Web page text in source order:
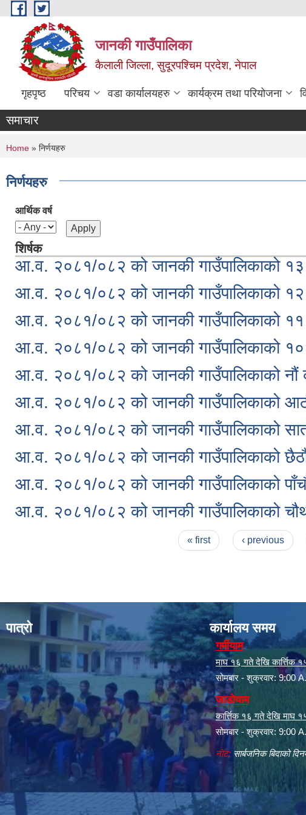
Skip to main content
जानकी गाउँपालिका
कैलाली जिल्ला, सुदूरपश्चिम प्रदेश, नेपाल
गृहपृष्ठ परिचय वडा कार्यालयहरु कार्यक्रम तथा परियोजना
समाचार
You are here
Home » निर्णयहरु
निर्णयहरु
आर्थिक वर्ष
शिर्षक
आ.व. २०८१/०८२ को जानकी गाउँपालिकाको १३
आ.व. २०८१/०८२ को जानकी गाउँपालिकाको १२
आ.व. २०८१/०८२ को जानकी गाउँपालिकाको ११
आ.व. २०८१/०८२ को जानकी गाउँपालिकाको १०
आ.व. २०८१/०८२ को जानकी गाउँपालिकाको नौं
आ.व. २०८१/०८२ को जानकी गाउँपालिकाको आठौं
आ.व. २०८१/०८२ को जानकी गाउँपालिकाको
आ.व. २०८१/०८२ को जानकी गाउँपालिकाको छैठौं
आ.व. २०८१/०८२ को जानकी गाउँपालिकाको
आ.व. २०८१/०८२ को जानकी गाउँपालिकाको
« first ‹ previous
पात्रो कार्यालय समय
गर्मीयाम
माघ १६ गते देखि कार्त्तिक
सोमबार - शुक्रवार: 9:00
जाडोयाम
कार्त्तिक १६ गते देखि माघ
सोमबार - शुक्रवार: 9:00
नोट: सार्बजनिक बिदाको